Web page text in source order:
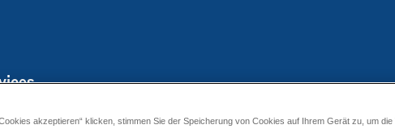
akzeptieren“ klicken, stimmen Sie der Speicherung von Cookies auf Ihrem Gerät zu, um